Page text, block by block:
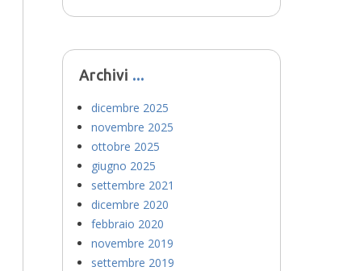
Archivi
dicembre 2025
novembre 2025
ottobre 2025
giugno 2025
settembre 2021
dicembre 2020
febbraio 2020
novembre 2019
settembre 2019